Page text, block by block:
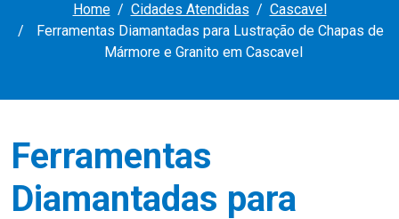
Home Cidades Atendidas
Cascavel
Ferramentas Diamantadas para Lustração de Chapas de
Mármore e Granito em Cascavel
Ferramentas
Diamantadas para